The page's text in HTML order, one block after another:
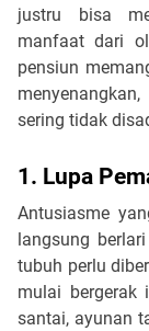
justru bisa
manfaat dari
pensiun
sering tidak
1. Lupa
Antusiasme
langsung
tubuh perlu
mulai bergerak
santai, ayunan